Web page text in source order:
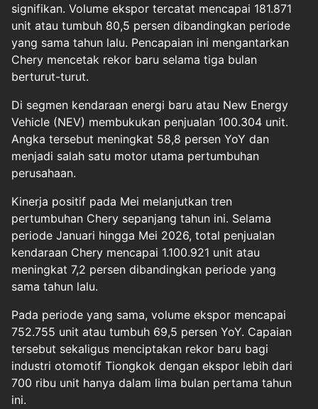
signifikan. Volume ekspor tercatat mencapai 181.871
unit atau tumbuh 80,5 persen dibandingkan periode
yang sama tahun lalu. Pencapaian ini mengantarkan
Chery mencetak rekor baru selama tiga bulan
berturut-turut.
Di segmen kendaraan energi baru atau New Energy
Vehicle (NEV) membukukan penjualan 100.304 unit.
Angka tersebut meningkat 58,8 persen YoY dan
menjadi salah satu motor utama pertumbuhan
perusahaan.
Kinerja positif pada Mei melanjutkan tren
pertumbuhan Chery sepanjang tahun ini. Selama
periode Januari hingga Mei 2026, total penjualan
kendaraan Chery mencapai 1.100.921 unit atau
meningkat 7,2 persen dibandingkan periode yang
sama tahun lalu.
Pada periode yang sama, volume ekspor mencapai
752.755 unit atau tumbuh 69,5 persen YoY. Capaian
tersebut sekaligus menciptakan rekor baru bagi
industri otomotif Tiongkok dengan ekspor lebih dari
700 ribu unit hanya dalam lima bulan pertama tahun
ini.